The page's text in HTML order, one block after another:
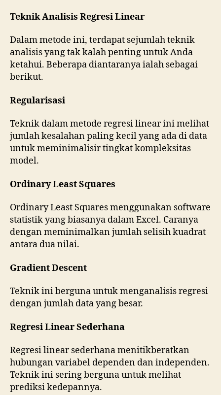
Teknik Analisis Regresi Linear
Dalam metode ini, terdapat sejumlah teknik
analisis yang tak kalah penting untuk Anda
ketahui. Beberapa diantaranya ialah sebagai
berikut.
Regularisasi
Teknik dalam metode regresi linear ini melihat
jumlah kesalahan paling kecil yang ada di data
untuk meminimalisir tingkat kompleksitas
model.
Ordinary Least Squares
Ordinary Least Squares menggunakan software
statistik yang biasanya dalam Excel. Caranya
dengan meminimalkan jumlah selisih kuadrat
antara dua nilai.
Gradient Descent
Teknik ini berguna untuk menganalisis regresi
dengan jumlah data yang besar.
Regresi Linear Sederhana
Regresi linear sederhana menitikberatkan
hubungan variabel dependen dan independen.
Teknik ini sering berguna untuk melihat
prediksi kedepannya.